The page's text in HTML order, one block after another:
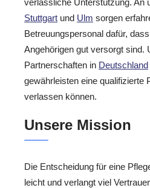
verlässliche Unterstützung. An
Stuttgart und Ulm sorgen
Betreuungspersonal dafür,
Angehörigen gut versorgt sind.
Partnerschaften in Deutschland
gewährleisten eine qualifizierte
verlassen können.
Unsere Mission
Die Entscheidung für eine
leicht und verlangt viel